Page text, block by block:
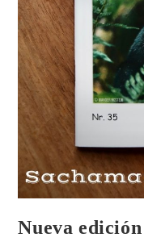
Nueva